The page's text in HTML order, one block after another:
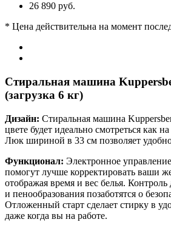
26 890 руб.
* Цена действительна на момент
Стиральная машина
(загрузка 6 кг)
Дизайн: Стиральная машина
цвете будет идеально смотреться как
Люк шириной в 33 см позволяет удобно
Функционал: Электронное
помогут лучше корректировать ваши
отображая время и вес белья. Контроль
и пенообразования позаботятся о
Отложенный старт сделает стирку в
даже когда вы на работе.